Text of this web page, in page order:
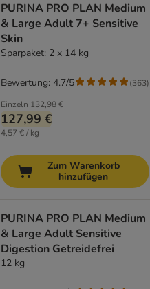
PURINA PRO PLAN Medium
& Large Adult 7+ Sensitive
Skin
Sparpaket: 2 x 14 kg
Einzeln 132,98 €
127,99 €
4,57 € / kg
Bewertung: 4.7/5 (363)
Zum Warenkorb
hinzufügen
PURINA PRO PLAN Medium
& Large Adult Sensitive
Digestion Getreidefrei
12 kg